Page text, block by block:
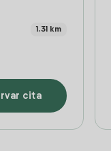
1.31 km
cita